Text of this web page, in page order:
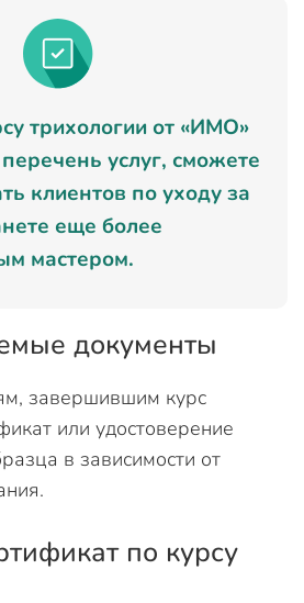
трихологии от «ИМО»
услуг, сможете
клиентов по уходу за
еще более
мастером.
документы
завершившим курс
или удостоверение
в зависимости от
по курсу